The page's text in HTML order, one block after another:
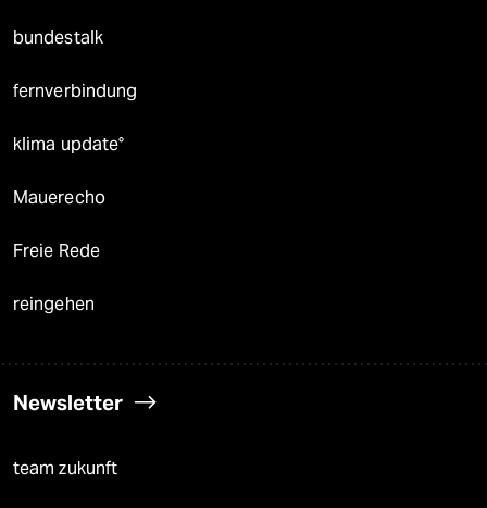
bundestalk
fernverbindung
klima update°
Mauerecho
Freie Rede
reingehen
Newsletter
team zukunft